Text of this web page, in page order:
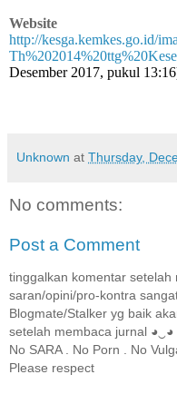
Website
http://kesga.kemkes.go.id/
Desember 2017, pukul
Unknown at Thursday,
No comments:
Post a Comment
tinggalkan komentar setelah
saran/opini/pro-kontra
Blogmate/Stalker yg baik
setelah membaca jurnal ◕‿◕
No SARA . No Porn . No
Please respect